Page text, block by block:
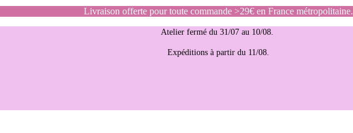
Livraison offerte pour toute commande >29€ en France métropolitaine.
Atelier fermé du 31/07 au 10/08.
Expéditions à partir du 11/08.